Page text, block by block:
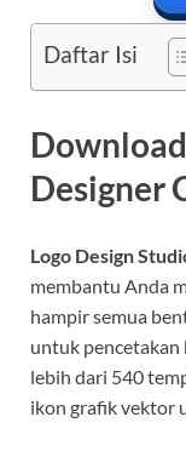
Daftar Isi
Designer
Logo Design
membantu Anda
hampir semua
untuk pencetakan
lebih dari 540
ikon grafik vektor